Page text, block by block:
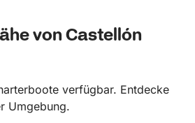
von Castellón
verfügbar. Entdecke
Umgebung.